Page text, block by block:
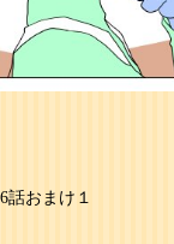
6話おまけ１